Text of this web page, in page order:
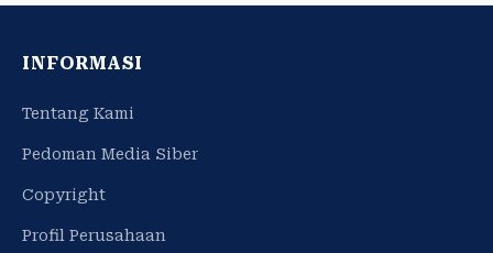
INFORMASI
Tentang Kami
Pedoman Media Siber
Copyright
Profil Perusahaan